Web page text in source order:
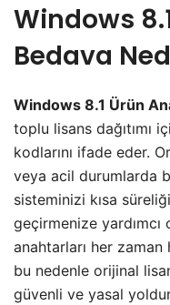
Windows
Bedava
Windows 8.1 Ürün
toplu lisans dağıtımı
kodlarını ifade eder.
veya acil durumlarda
sisteminizi kısa
geçirmenize
anahtarları her
bu nedenle orijinal
güvenli ve yasal